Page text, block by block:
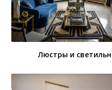
Люстры и